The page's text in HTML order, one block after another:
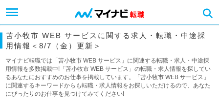
苫小牧市 WEB サービスに関する求人・転職・中途採
用情報＜8/7（金）更新＞
マイナビ転職では「苫小牧市 WEB サービス」に関連する転職・求人・中途採
用情報を多数掲載中!「苫小牧市 WEB サービス」の転職・求人情報を探してい
るあなたにおすすめのお仕事を掲載しています。「苫小牧市 WEB サービス」
に関連するキーワードからも転職・求人情報をお探しいただけるので、あなた
にぴったりのお仕事を見つけてみてください!